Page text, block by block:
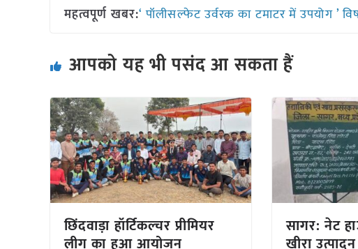
महत्वपूर्ण खबर:‘ पॉलीसल्फेट उर्वरक का टमाटर में उपयोग ’
आपको यह भी पसंद आ सकता हैं
छिंदवाड़ा हॉर्टिकल्चर प्रीमियर सागर: नेट